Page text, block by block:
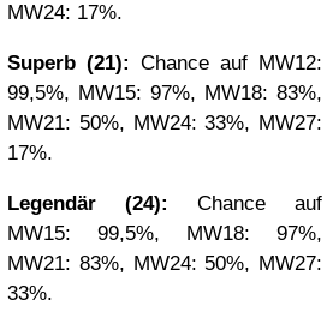
MW24: 17%.
Superb (21): Chance auf MW12:
99,5%, MW15: 97%, MW18: 83%,
MW21: 50%, MW24: 33%, MW27:
17%.
Legendär (24): Chance auf
MW15: 99,5%, MW18: 97%,
MW21: 83%, MW24: 50%, MW27:
33%.